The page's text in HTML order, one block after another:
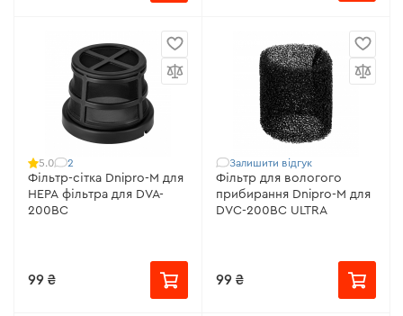
5.0 2
Фільтр-сітка Dnipro-M для
HEPA фільтра для DVA-
200BC
99 ₴
Залишити відгук
Фільтр для вологого
прибирання Dnipro-M для
DVC-200BC ULTRA
99 ₴